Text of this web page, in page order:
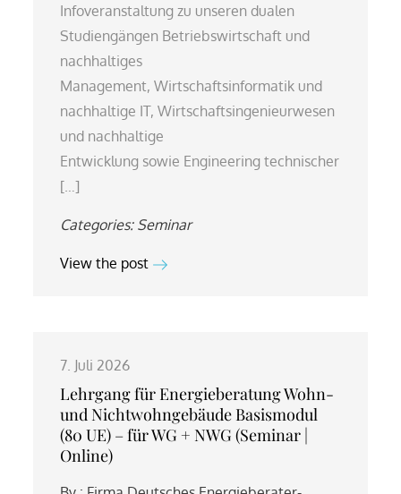
Infoveranstaltung zu unseren dualen
Studiengängen Betriebswirtschaft und
nachhaltiges
Management, Wirtschaftsinformatik und
nachhaltige IT, Wirtschaftsingenieurwesen
und nachhaltige
Entwicklung sowie Engineering technischer
[…]
Categories: Seminar
View the post
7. Juli 2026
Lehrgang für Energieberatung Wohn-
und Nichtwohngebäude Basismodul
(80 UE) – für WG + NWG (Seminar |
Online)